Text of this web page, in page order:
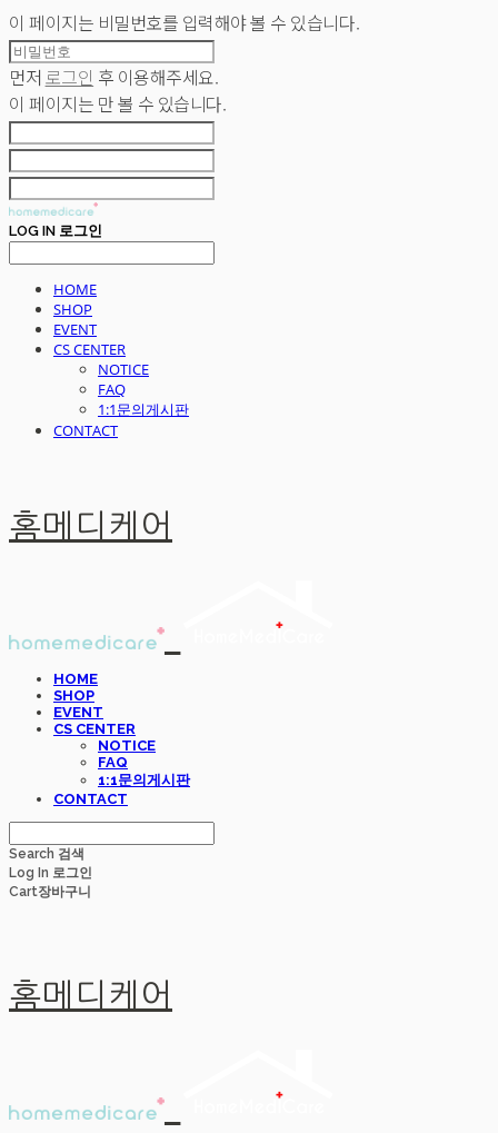
이 페이지는 비밀번호를 입력해야 볼 수 있습니다.
먼저 로그인 후 이용해주세요.
이 페이지는 만 볼 수 있습니다.
LOG IN 로그인
HOME
SHOP
EVENT
CS CENTER
NOTICE
FAQ
1:1문의게시판
CONTACT
홈메디케어
HOME
SHOP
EVENT
CS CENTER
NOTICE
FAQ
1:1문의게시판
CONTACT
Search 검색
Log In 로그인
Cart장바구니
홈메디케어